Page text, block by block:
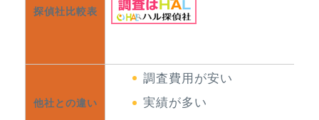
探偵社比較表
他社との違い
調査費用が安い
実績が多い